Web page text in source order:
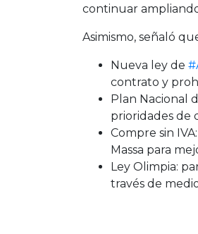
continuar
Asimismo, señaló
Nueva ley de
contrato y
Plan Nacional
prioridades de
Compre sin
Massa para
Ley Olimpia:
través de